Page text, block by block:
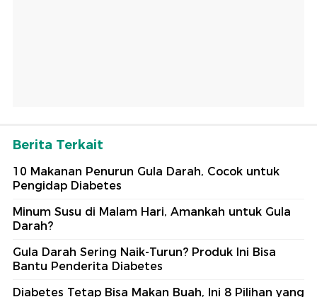
Berita Terkait
10 Makanan Penurun Gula Darah, Cocok untuk
Pengidap Diabetes
Minum Susu di Malam Hari, Amankah untuk Gula
Darah?
Gula Darah Sering Naik-Turun? Produk Ini Bisa
Bantu Penderita Diabetes
Diabetes Tetap Bisa Makan Buah, Ini 8 Pilihan yang